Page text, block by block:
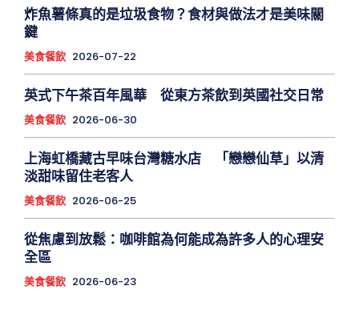
炸魚薯條真的是垃圾食物？食材與做法才是美味關
鍵
美食餐飲 2026-07-22
英式下午茶百年風華 從東方茶飲到英國社交日常
美食餐飲 2026-06-30
上海虹橋藏古早味台灣糖水店 「戀戀仙草」以清
淡甜味留住老客人
美食餐飲 2026-06-25
從焦慮到放鬆：咖啡館為何能成為許多人的心理安
全區
美食餐飲 2026-06-23